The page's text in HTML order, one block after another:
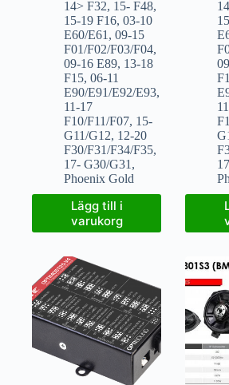
14> F32, 15- F48,
15-19 F16, 03-10
E60/E61 , 09-15
F01/F02/F03/F04,
09-16 E89, 13-18
F15, 06-11
E90/E91/E92/E93,
11-17
F10/F11/F07, 15-
G11/G12, 12-20
F30/F31/F34/F35,
17- G30/G31 ,
Phoenix Gold
Lägg till i
varukorg